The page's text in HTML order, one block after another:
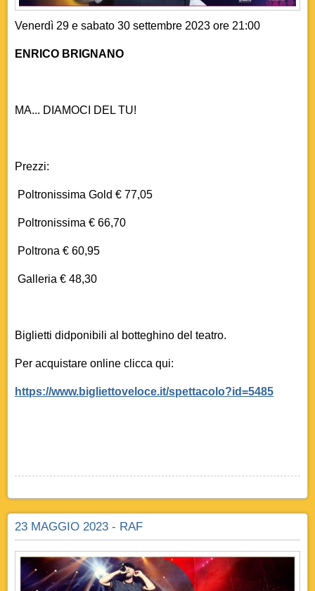
Venerdì 29 e sabato 30 settembre 2023 ore 21:00
ENRICO BRIGNANO
MA... DIAMOCI DEL TU!
Prezzi:
Poltronissima Gold € 77,05
Poltronissima € 66,70
Poltrona € 60,95
Galleria € 48,30
Biglietti didponibili al botteghino del teatro.
Per acquistare online clicca qui:
https://www.bigliettoveloce.it/spettacolo?id=5485
23 MAGGIO 2023 - RAF